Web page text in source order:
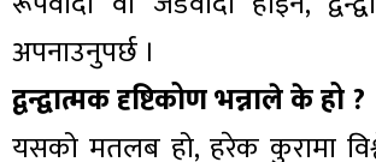
अपनाउनुपर्छ ।
द्वन्द्वात्मक दृष्टिकोण भन्नाले के हो ?
यसको मतलब हो, हरेक कुरामा